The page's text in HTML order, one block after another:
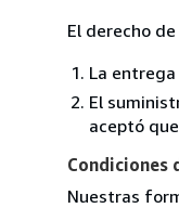
El derecho
La
El
aceptó
Condiciones
Nuestras